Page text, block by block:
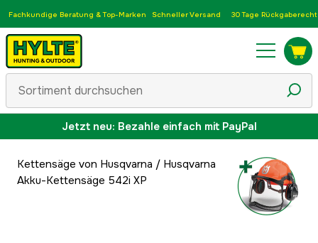
Fachkundige Beratung & Top-Marken Schneller Versand 30 Tage Rückgaberecht
Jetzt neu: Bezahle einfach mit PayPal
Kettensäge von Husqvarna / Husqvarna
Akku-Kettensäge 542i XP